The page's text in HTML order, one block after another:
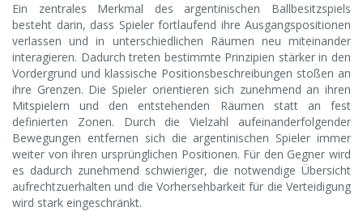
Ein zentrales Merkmal des argentinischen Ballbesitzspiels
besteht darin, dass Spieler fortlaufend ihre Ausgangspositionen
verlassen und in unterschiedlichen Räumen neu miteinander
interagieren. Dadurch treten bestimmte Prinzipien stärker in den
Vordergrund und klassische Positionsbeschreibungen stoßen an
ihre Grenzen. Die Spieler orientieren sich zunehmend an ihren
Mitspielern und den entstehenden Räumen statt an fest
definierten Zonen. Durch die Vielzahl aufeinanderfolgender
Bewegungen entfernen sich die argentinischen Spieler immer
weiter von ihren ursprünglichen Positionen. Für den Gegner wird
es dadurch zunehmend schwieriger, die notwendige Übersicht
aufrechtzuerhalten und die Vorhersehbarkeit für die Verteidigung
wird stark eingeschränkt.